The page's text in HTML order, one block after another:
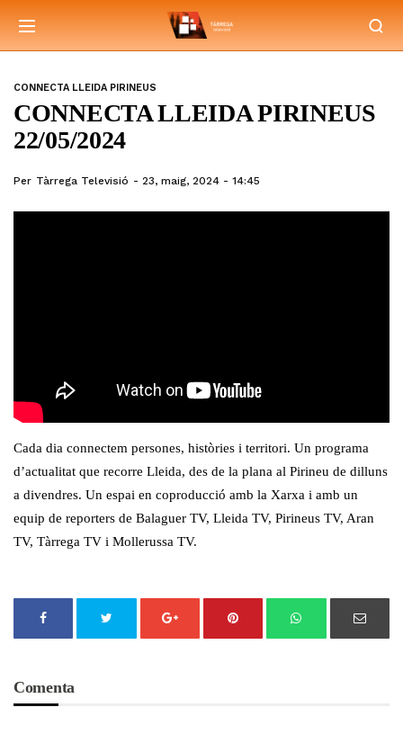
CONNECTA LLEIDA PIRINEUS
CONNECTA LLEIDA PIRINEUS
22/05/2024
Per Tàrrega Televisió 23, maig, 2024 - 14:45
Cada dia connectem persones, històries i territori. Un programa
d’actualitat que recorre Lleida, des de la plana al Pirineu de dilluns
a divendres. Un espai en coproducció amb la Xarxa i amb un
equip de reporters de Balaguer TV, Lleida TV, Pirineus TV, Aran
TV, Tàrrega TV i Mollerussa TV.
Comenta